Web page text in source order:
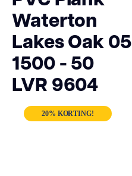
Waterton
Lakes Oak 05
1500 - 50
LVR 9604
20% KORTING!